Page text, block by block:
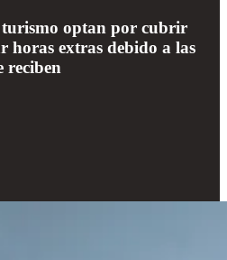
turismo optan por cubrir
horas extras debido a las
reciben